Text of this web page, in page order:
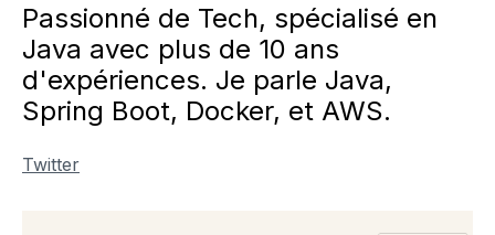
Passionné de Tech, spécialisé en
Java avec plus de 10 ans
d'expériences. Je parle Java,
Spring Boot, Docker, et AWS.
Twitter